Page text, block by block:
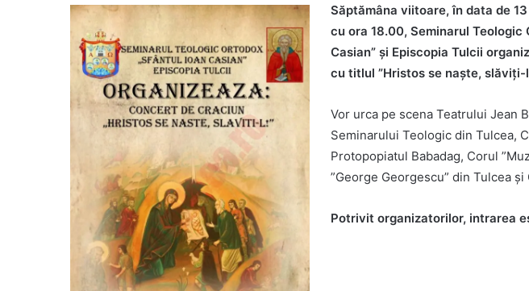
Săptămâna viitoare, în data de
cu ora 18.00, Seminarul Teologic
Casian” și Episcopia Tulcii
cu titlul ”Hristos se naște, slăviți-
Vor urca pe scena Teatrului Jean
Seminarului Teologic din Tulcea,
Protopopiatul Babadag, Corul
”George Georgescu” din Tulcea și
Potrivit organizatorilor, intrarea